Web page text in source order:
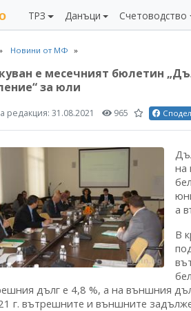
ТРЗ Данъци Счетоводство
Новини от МФ
е месечният бюлетин
за юли
редакция: 31.08.2021 965
на
а
В
дълг е 4,8 %, а на външния
г. вътрешните и външните